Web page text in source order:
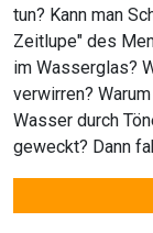
tun? Kann man
Zeitlupe" des
im Wasserglas?
verwirren?
Wasser durch
geweckt? Dann